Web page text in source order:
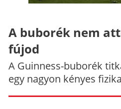
A buborék nem
fújod
A Guinness-buborék
egy nagyon kényes